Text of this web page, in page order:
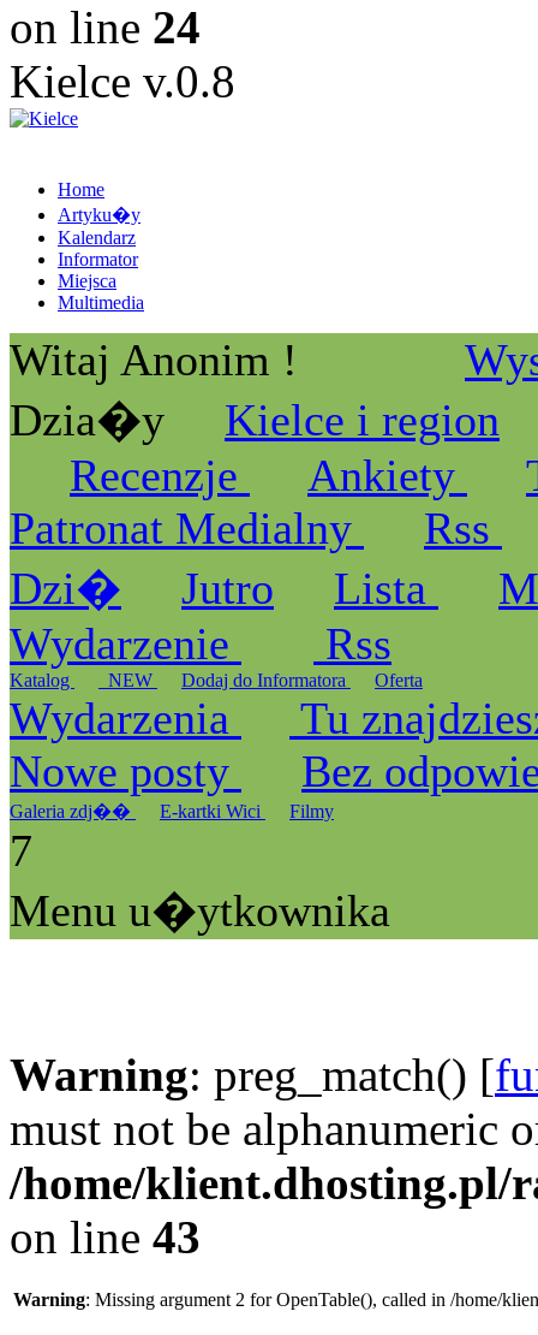
on line 24
Kielce v.0.8
Home
Artyku�y
Kalendarz
Informator
Miejsca
Multimedia
Witaj Anonim !
Dzia�y
Kielce i region
Recenzje
Ankiety
Patronat Medialny
Rss
Dzi�
Jutro Lista
Wydarzenie
Rss
Katalog _NEW Dodaj do Informatora Oferta
Wydarzenia
Tu
Nowe posty
Bez
Galeria zdj�� E-kartki Wici Filmy
7
Menu u�ytkownika
Warning: preg_match() [
must not be alphanumeric
/home/klient.dhosting.pl/
on line 43
Warning: Missing argument 2 for OpenTable(), called in /home/